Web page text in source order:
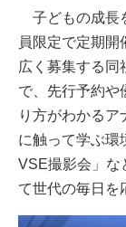
子どもの成長
員限定で定期開
広く募集する同
で、先行予約や
り方がわかる
に触って学ぶ環
VSE撮影会」な
て世代の毎日を